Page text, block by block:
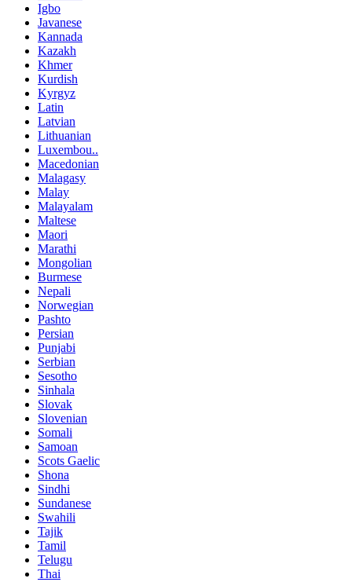
Igbo
Javanese
Kannada
Kazakh
Khmer
Kurdish
Kyrgyz
Latin
Latvian
Lithuanian
Luxembou..
Macedonian
Malagasy
Malay
Malayalam
Maltese
Maori
Marathi
Mongolian
Burmese
Nepali
Norwegian
Pashto
Persian
Punjabi
Serbian
Sesotho
Sinhala
Slovak
Slovenian
Somali
Samoan
Scots Gaelic
Shona
Sindhi
Sundanese
Swahili
Tajik
Tamil
Telugu
Thai